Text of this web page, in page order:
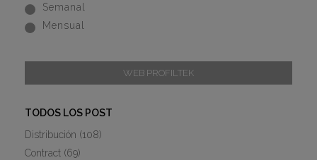
Semanal
Mensual
WEB PROFILTEK
TODOS LOS POST
Distribución (108)
Contract (69)